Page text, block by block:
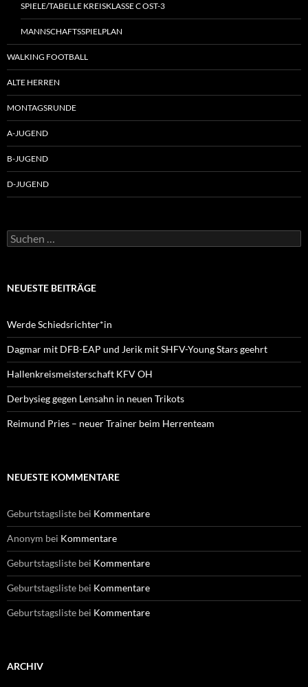
SPIELE/TABELLE KREISKLASSE C OST-3
MANNSCHAFTSSPIELPLAN
WALKING FOOTBALL
ALTE HERREN
MONTAGSRUNDE
A-JUGEND
B-JUGEND
D-JUGEND
Suche
nach:
NEUESTE BEITRÄGE
Werde Schiedsrichter*in
Dagmar mit DFB-EAP und Jerik mit SHFV-Young Stars geehrt
Hallenkreismeisterschaft KFV OH
Derbysieg gegen Lensahn in neuen Trikots
Reimund Pries – neuer Trainer beim Herrenteam
NEUESTE KOMMENTARE
Geburtstagsliste bei Kommentare
Anonym bei Kommentare
Geburtstagsliste bei Kommentare
Geburtstagsliste bei Kommentare
Geburtstagsliste bei Kommentare
ARCHIV